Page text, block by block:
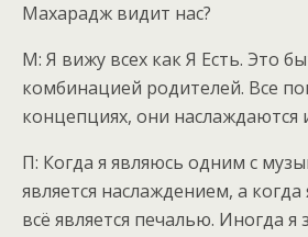
Махарадж видит нас?
М: Я вижу всех как Я Есть. Это
комбинацией родителей. Все
концепциях, они наслаждаются
П: Когда я являюсь одним с
является наслаждением, а
всё является печалью. Иногда я